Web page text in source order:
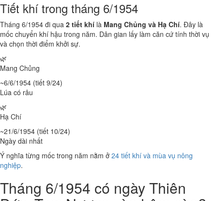
Tiết khí trong tháng 6/1954
Tháng 6/1954 đi qua 2 tiết khí là Mang Chủng và Hạ Chí. Đây là
mốc chuyển khí hậu trong năm. Dân gian lấy làm căn cứ tính thời vụ
và chọn thời điểm khởi sự.
🌿
Mang Chủng
~6/6/1954 (tiết 9/24)
Lúa có râu
🌿
Hạ Chí
~21/6/1954 (tiết 10/24)
Ngày dài nhất
Ý nghĩa từng mốc trong năm nằm ở 24 tiết khí và mùa vụ nông
nghiệp.
Tháng 6/1954 có ngày Thiên